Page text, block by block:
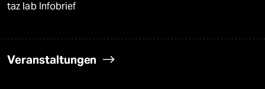
taz lab Infobrief
Veranstaltungen